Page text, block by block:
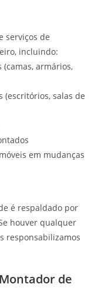
serviços de
incluindo:
armários,
(escritórios, salas de
em mudanças
é respaldado por
houver qualquer
responsabilizamos
de